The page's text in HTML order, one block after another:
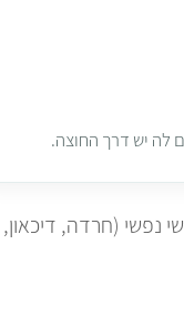
לה יש דרך החוצה.
(חרדה,